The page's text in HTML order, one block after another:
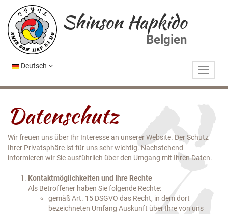
Shinson Hapkido
Belgien
Deutsch
Datenschutz
Wir freuen uns über Ihr Interesse an unserer Website. Der Schutz
Ihrer Privatsphäre ist für uns sehr wichtig. Nachstehend
informieren wir Sie ausführlich über den Umgang mit Ihren Daten.
Kontaktmöglichkeiten und Ihre Rechte
Als Betroffener haben Sie folgende Rechte:
gemäß Art. 15 DSGVO das Recht, in dem dort
bezeichneten Umfang Auskunft über Ihre von uns